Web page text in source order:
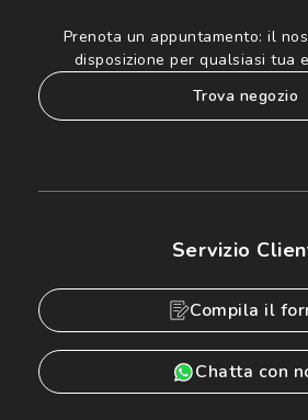
Prenota un appuntamento: il
disposizione per qualsiasi tua
trova negozio
Servizio
Compila il
Chatta con